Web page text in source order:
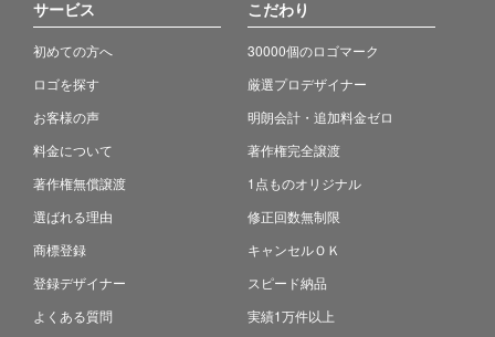
サービス
初めての方へ
ロゴを探す
お客様の声
料金について
著作権無償譲渡
選ばれる理由
商標登録
登録デザイナー
よくある質問
こだわり
30000個のロゴマーク
厳選プロデザイナー
明朗会計・追加料金ゼロ
著作権完全譲渡
1点ものオリジナル
修正回数無制限
キャンセルＯＫ
スピード納品
実績1万件以上